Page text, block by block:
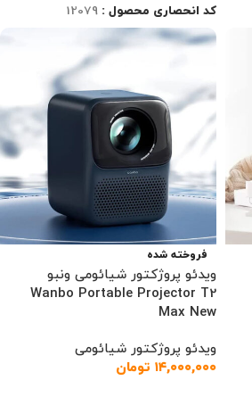
کد انحصاری محصول :12079
فروخته شده
ویدئو پروژکتور شیائومی ونبو
Wanbo Portable Projector T2
Max New
ویدئو پروژکتور شیائومی
۱۴,۰۰۰,۰۰۰ تومان